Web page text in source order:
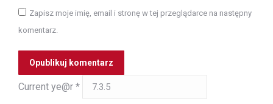
Zapisz moje imię, email i stronę w tej przeglądarce na następny
komentarz.
Opublikuj komentarz
Current ye@r *